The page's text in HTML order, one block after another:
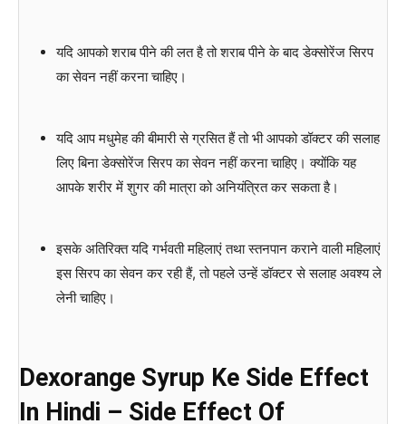
यदि आपको शराब पीने की लत है तो शराब पीने के बाद डेक्सोरेंज सिरप
का सेवन नहीं करना चाहिए।
यदि आप मधुमेह की बीमारी से ग्रसित हैं तो भी आपको डॉक्टर की सलाह
लिए बिना डेक्सोरेंज सिरप का सेवन नहीं करना चाहिए। क्योंकि यह
आपके शरीर में शुगर की मात्रा को अनियंत्रित कर सकता है।
इसके अतिरिक्त यदि गर्भवती महिलाएं तथा स्तनपान कराने वाली महिलाएं
इस सिरप का सेवन कर रही हैं, तो पहले उन्हें डॉक्टर से सलाह अवश्य ले
लेनी चाहिए।
Dexorange Syrup Ke Side Effect
In Hindi – Side Effect Of